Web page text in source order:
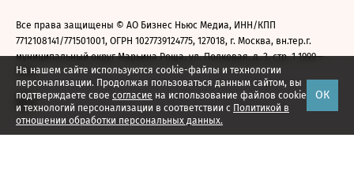
На нашем сайте используются cookie-файлы и технологии
персонализации. Продолжая пользоваться данным сайтом, вы
подтверждаете свое согласие на использование файлов cookie
и технологий персонализации в соответствии с Политикой в
отношении обработки персональных данных.
ОК
Все права защищены © АО Бизнес Ньюс Медиа, ИНН/КПП
7712108141/771501001, ОГРН 1027739124775, 127018, г. Москва, вн.тер.г.
муниципальный округ Марьина Роща, ул. Полковая, д. 3, стр. 1 1999—
2026